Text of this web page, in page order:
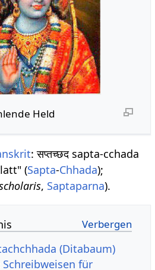
Held
: सप्तच्छद sapta-cchada
(Sapta-Chhada);
, Saptaparna).
(Ditabaum)
für